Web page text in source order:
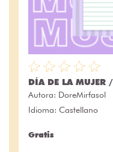
DÍA DE LA MUJER
Autora: DoreMirfasol
Idioma: Castellano
Gratis